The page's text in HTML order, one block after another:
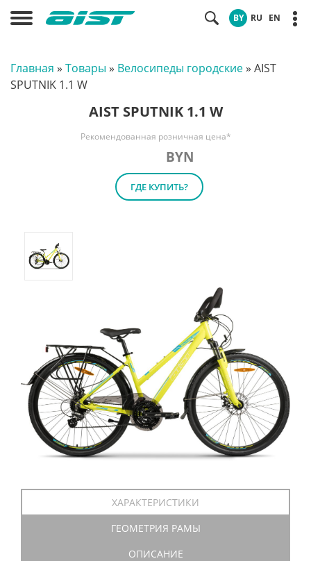
BY RU EN
Главная » Товары » Велосипеды городские» AIST
SPUTNIK 1.1 W
AIST SPUTNIK 1.1 W
Рекомендованная розничная цена*
BYN
ГДЕ КУПИТЬ?
ХАРАКТЕРИСТИКИ
ГЕОМЕТРИЯ РАМЫ
ОПИСАНИЕ